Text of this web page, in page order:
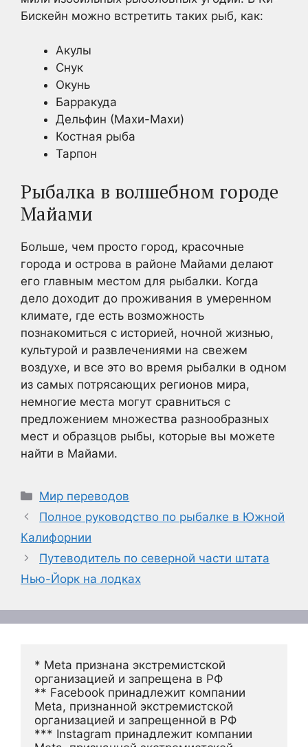
Бискейн можно встретить таких рыб, как:
Акулы
Снук
Окунь
Барракуда
Дельфин (Махи-Махи)
Костная рыба
Тарпон
Рыбалка в волшебном городе
Майами
Больше, чем просто город, красочные
города и острова в районе Майами делают
его главным местом для рыбалки. Когда
дело доходит до проживания в умеренном
климате, где есть возможность
познакомиться с историей, ночной жизнью,
культурой и развлечениями на свежем
воздухе, и все это во время рыбалки в одном
из самых потрясающих регионов мира,
немногие места могут сравниться с
предложением множества разнообразных
мест и образцов рыбы, которые вы можете
найти в Майами.
Рубрики
Мир переводов
Полное руководство по рыбалке в Южной
Калифорнии
Путеводитель по северной части штата
Нью-Йорк на лодках
* Meta признана экстремистской
организацией и запрещена в РФ
** Facebook принадлежит компании
Meta, признанной экстремистской
организацией и запрещенной в РФ
*** Instagram принадлежит компании